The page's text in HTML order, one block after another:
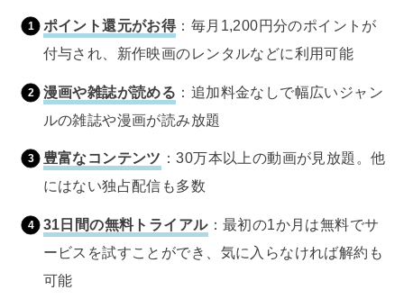
ポイント還元がお得：毎月1,200円分のポイントが
付与され、新作映画のレンタルなどに利用可能
漫画や雑誌が読める ：追加料金なしで幅広いジャン
ルの雑誌や漫画が読み放題
豊富なコンテンツ ：30万本以上の動画が見放題。他
にはない独占配信も多数
31日間の無料トライアル：最初の1か月は無料でサ
ービスを試すことができ、気に入らなければ解約も
可能